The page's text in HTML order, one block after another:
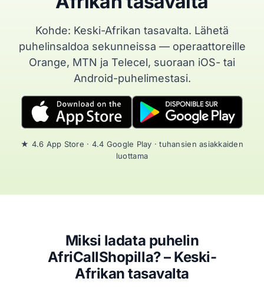
Kohde: Keski-Afrikan tasavalta. Lähetä
puhelinsaldoa sekunneissa — operaattoreille
Orange, MTN ja Telecel, suoraan iOS- tai
Android-puhelimestasi.
★ 4.6 App Store · 4.4 Google Play · tuhansien asiakkaiden
luottama
Miksi ladata puhelin
AfriCallShopilla? – Keski-
Afrikan tasavalta